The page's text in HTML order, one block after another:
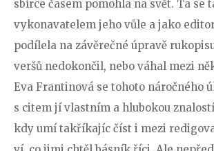
sbírce časem pomohla na svět. Ta se
vykonavatelem jeho vůle a jako
podílela na závěrečné úpravě
veršů nedokončil, nebo váhal mezi
Eva Frantinová se tohoto náročného
s citem jí vlastním a hlubokou
kdy umí takříkajíc číst i mezi